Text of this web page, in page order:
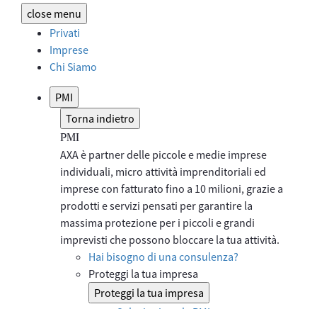
close menu
Privati
Imprese
Chi Siamo
PMI
Torna indietro
PMI
AXA è partner delle piccole e medie imprese
individuali, micro attività imprenditoriali ed
imprese con fatturato fino a 10 milioni, grazie a
prodotti e servizi pensati per garantire la
massima protezione per i piccoli e grandi
imprevisti che possono bloccare la tua attività.​
Hai bisogno di una consulenza?
Proteggi la tua impresa
Proteggi la tua impresa